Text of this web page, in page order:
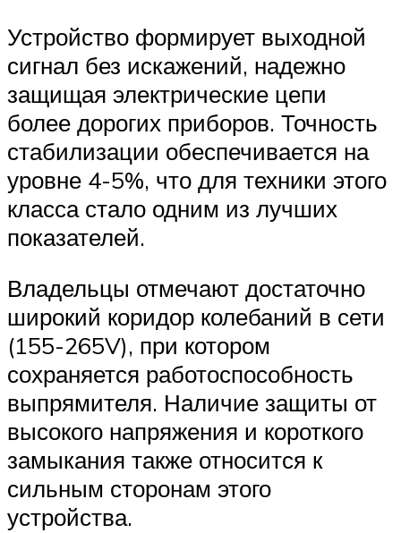
Устройство формирует выходной
сигнал без искажений, надежно
защищая электрические цепи
более дорогих приборов. Точность
стабилизации обеспечивается на
уровне 4-5%, что для техники этого
класса стало одним из лучших
показателей.
Владельцы отмечают достаточно
широкий коридор колебаний в сети
(155-265V), при котором
сохраняется работоспособность
выпрямителя. Наличие защиты от
высокого напряжения и короткого
замыкания также относится к
сильным сторонам этого
устройства.